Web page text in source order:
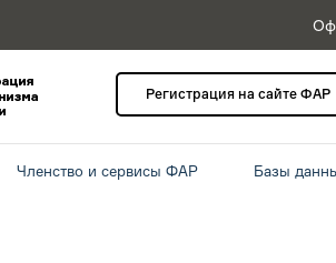
Регистрация на сайте ФАР
Членство и сервисы ФАР Базы